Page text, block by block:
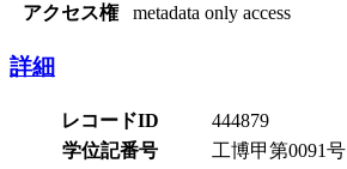
アクセス権
metadata only access
詳細
レコードID
444879
学位記番号
工博甲第0091号